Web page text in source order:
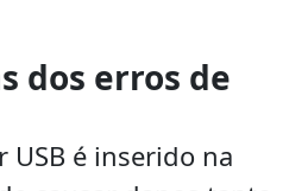
dos erros de
USB é inserido na